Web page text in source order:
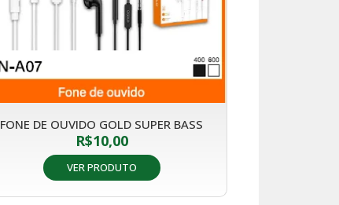
FONE DE OUVIDO GOLD SUPER BASS
R$10,00
VER PRODUTO